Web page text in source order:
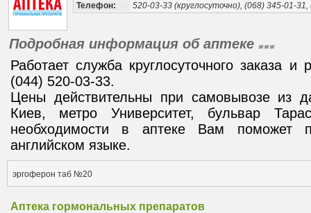
Телефон:
520-03-33 (круглосуточно), (068) 345-01-
Подробная информация об аптеке
Работает служба круглосуточного заказа и
(044) 520-03-33.
Цены действительны при самовывозе из
Киев, метро Университет, бульвар
необходимости в аптеке Вам поможет
английском языке.
эргоферон таб №20
Аптека гормональных препаратов